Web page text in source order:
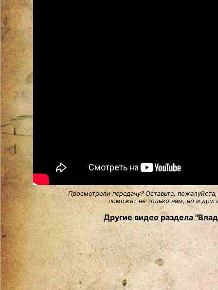
Просмотрели передачу? Оставьте,
поможет не только нам, но и
Другие видео раздела